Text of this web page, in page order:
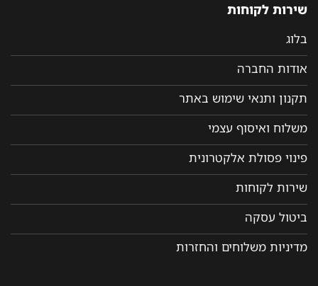
שירות לקוחות
בלוג
אודות החברה
תקנון ותנאי שימוש באתר
משלוח ואיסוף עצמי
פינוי פסולת אלקטרונית
שירות לקוחות
ביטול עסקה
מדיניות משלוחים והחזרות